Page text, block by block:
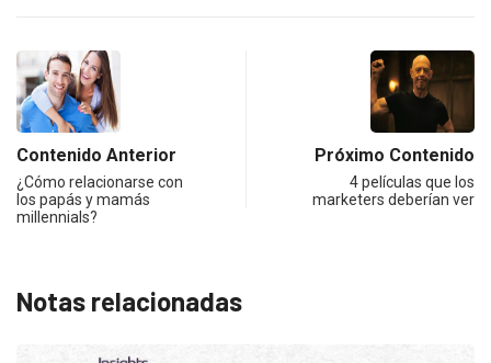
Contenido Anterior
¿Cómo relacionarse con
los papás y mamás
millennials?
Próximo Contenido
4 películas que los
marketers deberían ver
Notas relacionadas